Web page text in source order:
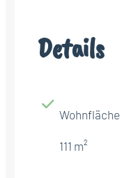
Details
Wohnfläche
111 m²